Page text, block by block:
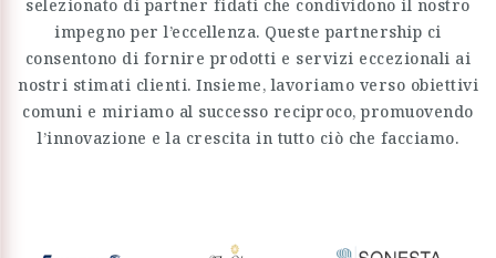
selezionato di partner fidati che condividono il nostro
impegno per l’eccellenza. Queste partnership ci
consentono di fornire prodotti e servizi eccezionali ai
nostri stimati clienti. Insieme, lavoriamo verso obiettivi
comuni e miriamo al successo reciproco, promuovendo
l’innovazione e la crescita in tutto ciò che facciamo.